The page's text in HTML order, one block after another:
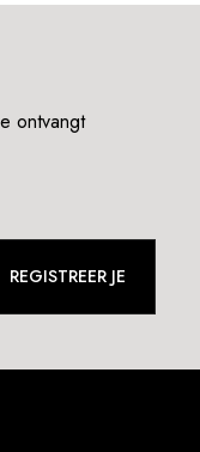
ontvangt
REGISTREER JE